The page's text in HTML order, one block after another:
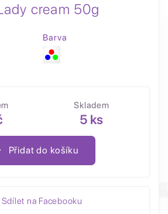
cream 50g
Barva
Skladem
5 ks
Přidat do košíku
Sdílet na Facebooku